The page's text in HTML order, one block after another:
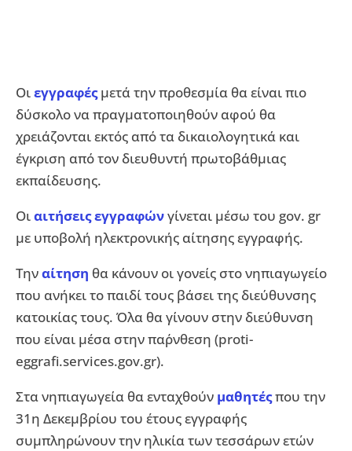
Οιεγγραφέςμετά την προθεσμία θα είναι πιο
δύσκολο να πραγματοποιηθούν αφού θα
χρειάζονται εκτός από τα δικαιολογητικά και
έγκριση από τον διευθυντή πρωτοβάθμιας
εκπαίδευσης.
Οιαιτήσεις εγγραφώνγίνεται μέσω του gov. gr
με υποβολή ηλεκτρονικής αίτησης εγγραφής.
Τηναίτηση θα κάνουν οι γονείς στο νηπιαγωγείο
που ανήκει το παιδί τους βάσει της διεύθυνσης
κατοικίας τους. Όλα θα γίνουν στην διεύθυνση
που είναι μέσα στην παρ΄νθεση (proti-
eggrafi.services.gov.gr).
Στα νηπιαγωγεία θα ενταχθούν μαθητέςπου την
31η Δεκεμβρίου του έτους εγγραφής
συμπληρώνουν την ηλικία των τεσσάρων ετών